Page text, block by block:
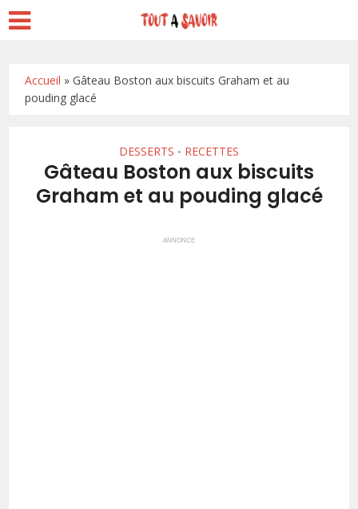
Accueil »Gâteau Boston aux biscuits Graham et au
pouding glacé
DESSERTS • RECETTES
Gâteau Boston aux biscuits
Graham et au pouding glacé
ANNONCE